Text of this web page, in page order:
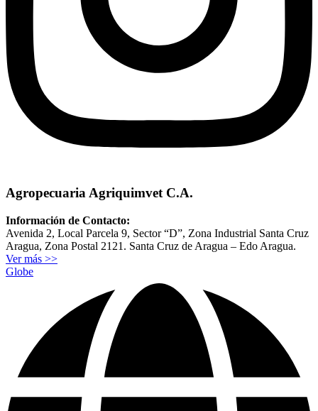
Agropecuaria Agriquimvet C.A.
Información de Contacto:
Avenida 2, Local Parcela 9, Sector “D”, Zona Industrial Santa Cruz
Aragua, Zona Postal 2121. Santa Cruz de Aragua – Edo Aragua.
Ver más >>
Globe